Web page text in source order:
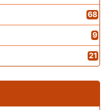
68
9
21